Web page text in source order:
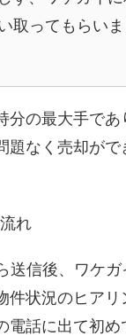
取ってもらい
分の最大手で
題なく売却が
れ
送信後、ワケ
件状況のヒア
電話に出て初